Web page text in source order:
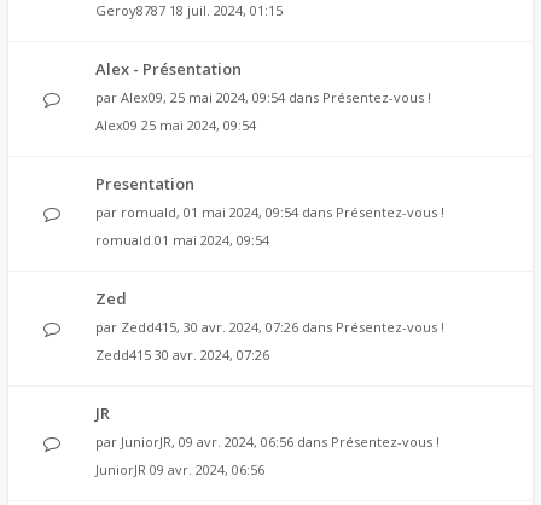
Geroy8787 18 juil. 2024, 01:15
Alex - Présentation
par Alex09, 25 mai 2024, 09:54 dans Présentez-vous !
Alex09 25 mai 2024, 09:54
Presentation
par romuald, 01 mai 2024, 09:54 dans Présentez-vous !
romuald 01 mai 2024, 09:54
Zed
par Zedd415, 30 avr. 2024, 07:26 dans Présentez-vous !
Zedd415 30 avr. 2024, 07:26
JR
par JuniorJR, 09 avr. 2024, 06:56 dans Présentez-vous !
JuniorJR 09 avr. 2024, 06:56